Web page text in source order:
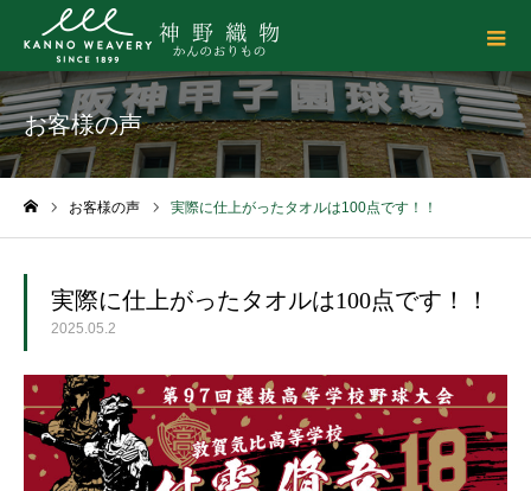
お客様の声
お客様の声 実際に仕上がったタオルは100点です！！
実際に仕上がったタオルは100点です！！
2025.05.2